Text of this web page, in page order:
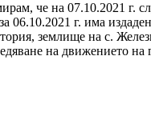
че на 07.10.2021 г.
г. има
землище на с.
на движението на